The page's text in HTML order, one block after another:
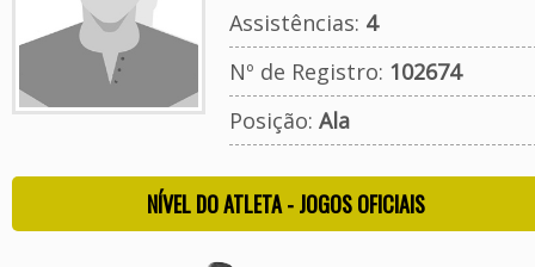
Assistências: 4
Nº de Registro: 102674
Posição: Ala
NÍVEL DO ATLETA - JOGOS OFICIAIS